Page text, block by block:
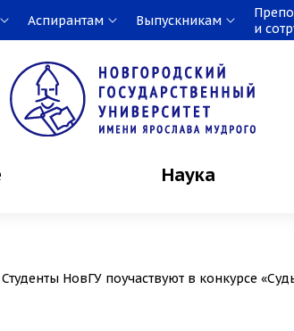
Аспирантам Выпускникам
и
Наука
Студенты НовГУ поучаствуют в конкурсе